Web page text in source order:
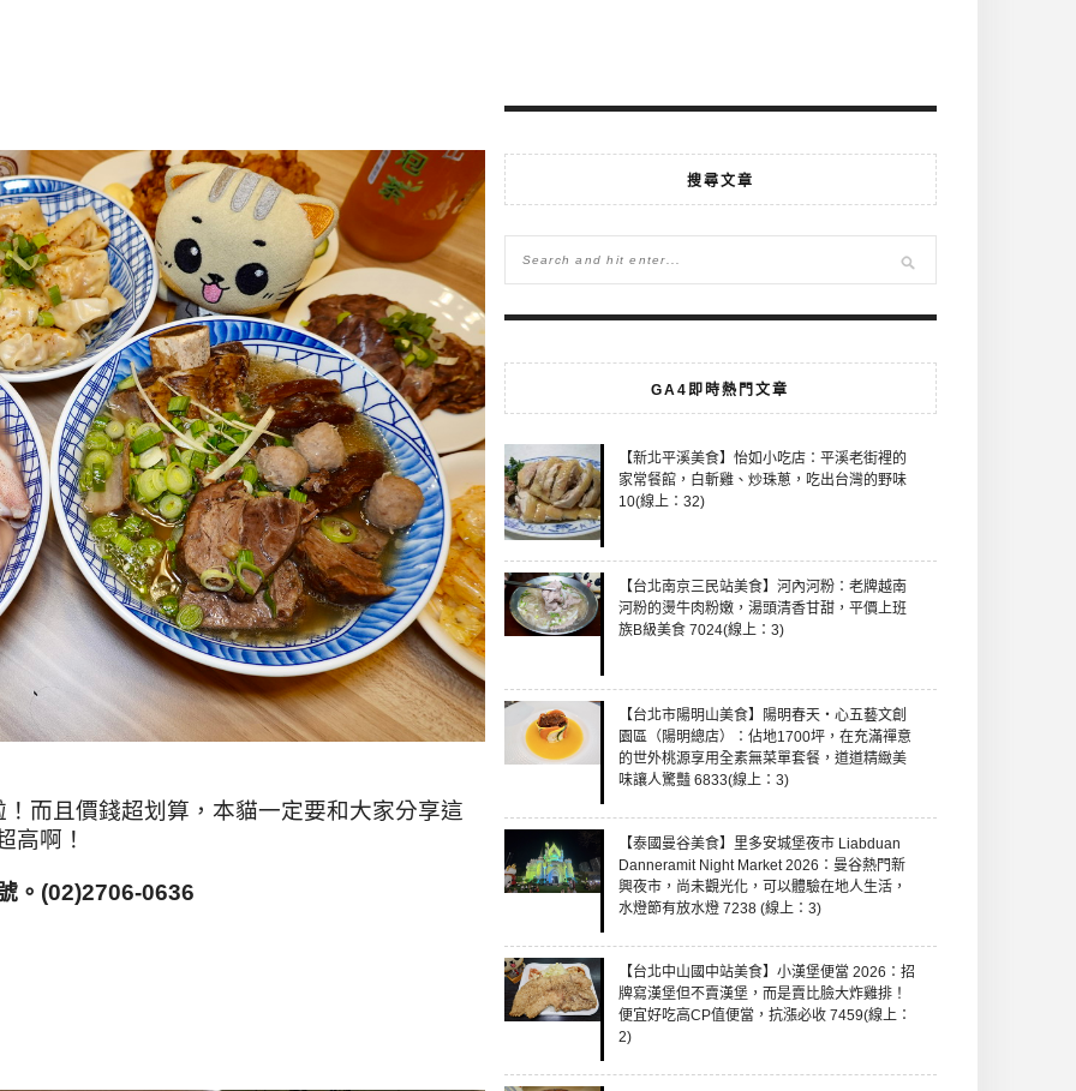
而且價錢超划算，本貓一定要和大家分享這
高啊！
。(02)2706-0636
搜尋文章
GA4即時熱門文章
【新北平溪美食】怡如小吃店：平溪老街裡的
家常餐館，白斬雞、炒珠蔥，吃出台灣的野味
10(線上：32)
【台北南京三民站美食】河內河粉：老牌越南
河粉的燙牛肉粉嫩，湯頭清香甘甜，平價上班
族B級美食 7024(線上：3)
【台北市陽明山美食】陽明春天・心五藝文創
園區（陽明總店）：佔地1700坪，在充滿禪意
的世外桃源享用全素無菜單套餐，道道精緻美
味讓人驚豔 6833(線上：3)
【泰國曼谷美食】里多安城堡夜市 Liabduan
Danneramit Night Market 2026：曼谷熱門新
興夜市，尚未觀光化，可以體驗在地人生活，
水燈節有放水燈 7238 (線上：3)
【台北中山國中站美食】小漢堡便當 2026：招
牌寫漢堡但不賣漢堡，而是賣比臉大炸雞排！
便宜好吃高CP值便當，抗漲必收 7459(線上：
2)